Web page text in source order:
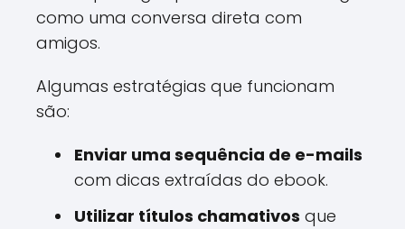
como uma conversa direta com
amigos.
Algumas estratégias que funcionam
são:
Enviar uma sequência de e-mails
com dicas extraídas do ebook.
Utilizar títulos chamativos que